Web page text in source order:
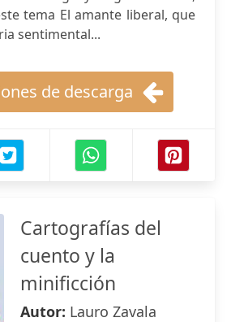
tema El amante liberal, que
sentimental...
de descarga
Cartografías del
cuento y la
minificción
Autor: Lauro Zavala